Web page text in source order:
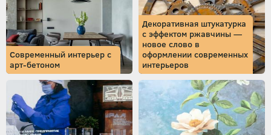
Современный интерьер с
арт-бетоном
Декоративная штукатурка
с эффектом ржавчины —
новое слово в
оформлении современных
интерьеров